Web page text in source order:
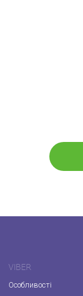
VIBER
Особливості